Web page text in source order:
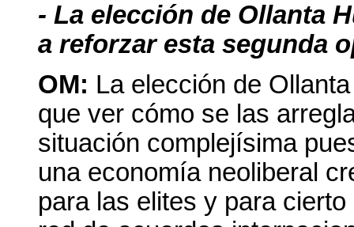
- La elección de Ollanta
a reforzar esta segunda
OM: La elección de
que ver cómo se las
situación complejísima
una economía neoliberal
para las elites y para